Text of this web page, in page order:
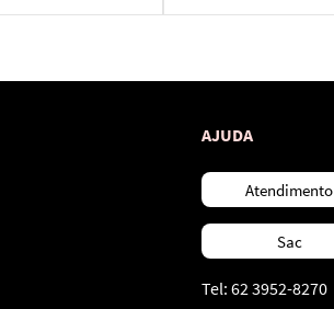
AJUDA
Atendimento
Sac
Tel: 62 3952-8270